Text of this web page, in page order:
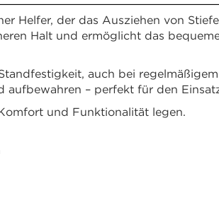
Helfer, der das Ausziehen von
Halt und ermöglicht das
auch bei
– perfekt für den
und Funktionalität legen.